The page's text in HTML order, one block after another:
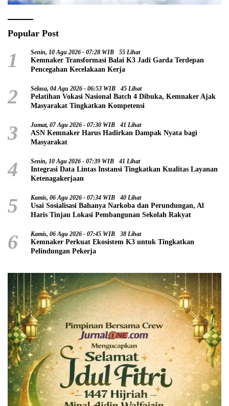
Popular Post
1 Senin, 10 Agu 2026 - 07:28 WIB 55 Lihat
Kemnaker Transformasi Balai K3 Jadi Garda Terdepan
Pencegahan Kecelakaan Kerja
2 Selasa, 04 Agu 2026 - 06:53 WIB 45 Lihat
Pelatihan Vokasi Nasional Batch 4 Dibuka, Kemnaker Ajak
Masyarakat Tingkatkan Kompetensi
3 Jumat, 07 Agu 2026 - 07:30 WIB 41 Lihat
ASN Kemnaker Harus Hadirkan Dampak Nyata bagi
Masyarakat
4 Senin, 10 Agu 2026 - 07:39 WIB 41 Lihat
Integrasi Data Lintas Instansi Tingkatkan Kualitas Layanan
Ketenagakerjaan
5 Kamis, 06 Agu 2026 - 07:34 WIB 40 Lihat
Usai Sosialisasi Bahanya Narkoba dan Perundungan, Al
Haris Tinjau Lokasi Pembangunan Sekolah Rakyat
6 Kamis, 06 Agu 2026 - 07:45 WIB 38 Lihat
Kemnaker Perkuat Ekosistem K3 untuk Tingkatkan
Pelindungan Pekerja